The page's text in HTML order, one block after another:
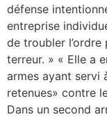
défense
entreprise
de troubler l’ordre
terreur. » « Elle a
armes ayant servi
retenues» contre
Dans un second